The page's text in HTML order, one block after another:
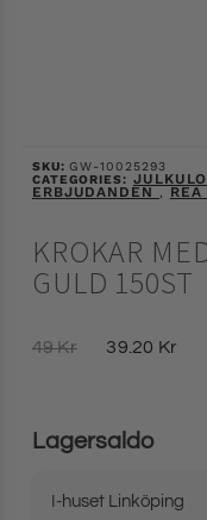
SKU:GW-10025293
CATEGORIES:
ERBJUDANDEN ,
KROKAR
GULD 150ST
49Kr 39.20 Kr
Lagersaldo
I-huset Linköping